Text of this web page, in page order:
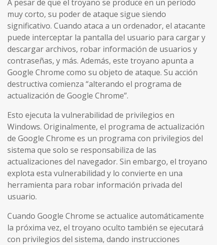
A pesar de que el troyano se produce en un período
muy corto, su poder de ataque sigue siendo
significativo. Cuando ataca a un ordenador, el atacante
puede interceptar la pantalla del usuario para cargar y
descargar archivos, robar información de usuarios y
contraseñas, y más. Además, este troyano apunta a
Google Chrome como su objeto de ataque. Su acción
destructiva comienza “alterando el programa de
actualización de Google Chrome”.
Esto ejecuta la vulnerabilidad de privilegios en
Windows. Originalmente, el programa de actualización
de Google Chrome es un programa con privilegios del
sistema que solo se responsabiliza de las
actualizaciones del navegador. Sin embargo, el troyano
explota esta vulnerabilidad y lo convierte en una
herramienta para robar información privada del
usuario.
Cuando Google Chrome se actualice automáticamente
la próxima vez, el troyano oculto también se ejecutará
con privilegios del sistema, dando instrucciones